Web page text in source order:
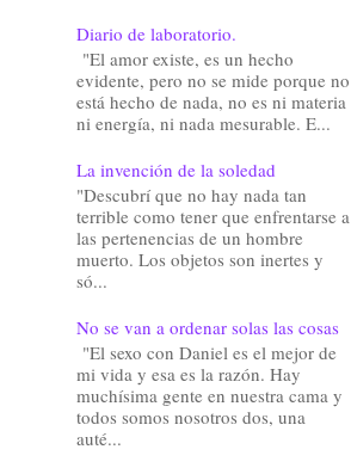
Diario de laboratorio.
"El amor existe, es un hecho
evidente, pero no se mide porque no
está hecho de nada, no es ni materia
ni energía, ni nada mesurable. E...
La invención de la soledad
"Descubrí que no hay nada tan
terrible como tener que enfrentarse a
las pertenencias de un hombre
muerto. Los objetos son inertes y
só...
No se van a ordenar solas las cosas
"El sexo con Daniel es el mejor de
mi vida y esa es la razón. Hay
muchísima gente en nuestra cama y
todos somos nosotros dos, una
auté...